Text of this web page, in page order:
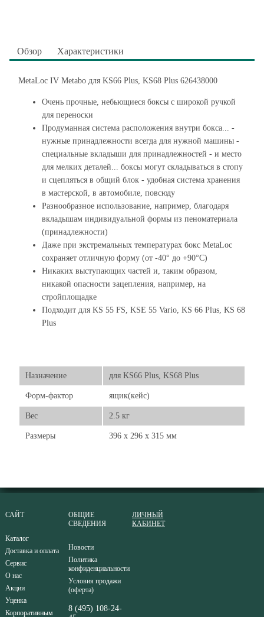
Обзор Характеристики
MetaLoc IV Metabo для KS66 Plus, KS68 Plus 626438000
Очень прочные, небьющиеся боксы с широкой ручкой
для переноски
Продуманная система расположения внутри бокса... -
нужные принадлежности всегда для нужной машины -
специальные вкладыши для принадлежностей - и место
для мелких деталей... боксы могут складываться в стопу
и сцепляться в общий блок - удобная система хранения
в мастерской, в автомобиле, повсюду
Разнообразное использование, например, благодаря
вкладышам индивидуальной формы из пеноматериала
(принадлежности)
Даже при экстремальных температурах бокс MetaLoc
сохраняет отличную форму (от -40° до +90°C)
Никаких выступающих частей и, таким образом,
никакой опасности зацепления, например, на
стройплощадке
Подходит для KS 55 FS, KSE 55 Vario, KS 66 Plus, KS 68
Plus
Назначение для KS66 Plus, KS68 Plus
Форм-фактор ящик(кейс)
Вес 2.5 кг
Размеры 396 x 296 x 315 мм
САЙТ
Каталог
Доставка и оплата
Сервис
О нас
Акции
Уценка
Корпоративным
ОБЩИЕ
СВЕДЕНИЯ
Новости
Политика
конфиденциальности
Условия продажи
(оферта)
8 (495) 108-24-
ЛИЧНЫЙ
КАБИНЕТ